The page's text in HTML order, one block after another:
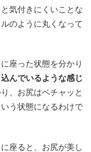
気付きにくいことな
のように丸くなって
座った状態を分かり
んでいるような感じ
、お尻はベチャッと
う状態になるわけで
座ると、お尻が美し